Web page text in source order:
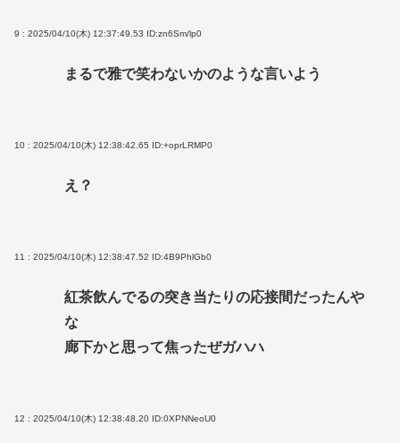
9 : 2025/04/10(木) 12:37:49.53 ID:zn6Sm/lp0
まるで雅で笑わないかのような言いよう
10 : 2025/04/10(木) 12:38:42.65 ID:+oprLRMP0
え？
11 : 2025/04/10(木) 12:38:47.52 ID:4B9PhlGb0
紅茶飲んでるの突き当たりの応接間だったんや
な
廊下かと思って焦ったぜガハハ
12 : 2025/04/10(木) 12:38:48.20 ID:0XPNNeoU0